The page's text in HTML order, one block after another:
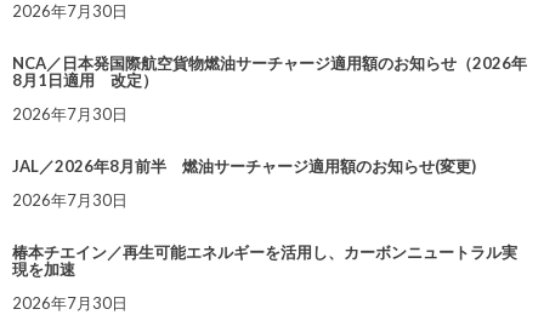
2026年7月30日
NCA／日本発国際航空貨物燃油サーチャージ適用額のお知らせ（2026年
8月1日適用 改定）
2026年7月30日
JAL／2026年8月前半 燃油サーチャージ適用額のお知らせ(変更)
2026年7月30日
椿本チエイン／再生可能エネルギーを活用し、カーボンニュートラル実
現を加速
2026年7月30日